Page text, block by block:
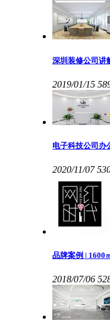
深圳装修公司讲
2019/01/15
电子科技公司办
2020/11/07
品牌案例 | 1600
2018/07/06